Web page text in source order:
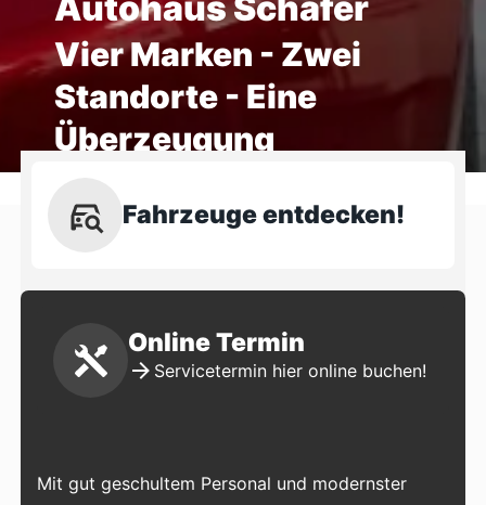
Vier Marken - Zwei
Standorte - Eine
Überzeugung
Fahrzeuge entdecken!
Online Termin
Servicetermin hier online buchen!
Mit gut geschultem Personal und modernster